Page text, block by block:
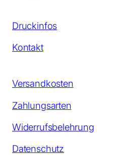
Druckinfos
Kontakt
Versandkosten
Zahlungsarten
Widerrufsbelehrung
Datenschutz